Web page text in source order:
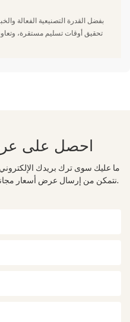
بفضل القدرة التصنيعية الفعالة
تحقيق أوقات تسليم مستقرة،
احصل على
ما عليك سوى ترك بريدك
نتمكن من إرسال عرض أسعار مجاني لمجموعة واسعة من التصاميم لدينا.